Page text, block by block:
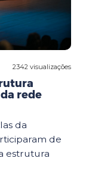
2342 visualizações
rede
da
de
estrutura